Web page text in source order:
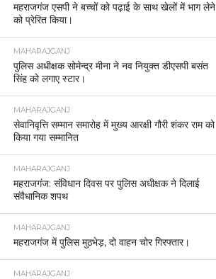
महराजगंज एसपी ने बच्चों को पढ़ाई के साथ खेलों में भाग लेने
को प्रेरित किया।
MAHARAJGANJ
पुलिस अधीक्षक सोमेन्द्र मीना ने नव नियुक्त डीएसपी बसंत
सिंह को लगाए स्टार।
MAHARAJGANJ
सेवानिवृत्ति सम्मान समारोह में मुख्य आरक्षी गौरी शंकर राम को
किया गया सम्मानित
MAHARAJGANJ
महराजगंज: संविधान दिवस पर पुलिस अधीक्षक ने दिलाई
संवैधानिक शपथ
MAHARAJGANJ
महराजगंज में पुलिस मुठभेड़, दो वाहन चोर गिरफ्तार।
MAHARAJGANJ